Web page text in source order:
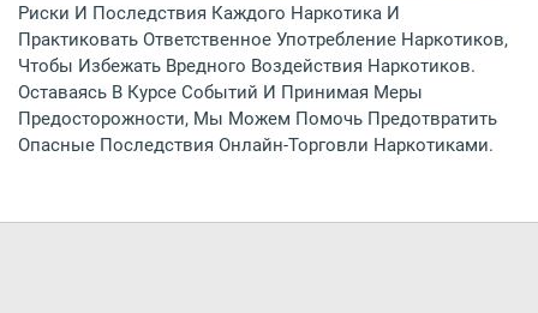
Риски И Последствия Каждого Наркотика И
Практиковать Ответственное Употребление Наркотиков,
Чтобы Избежать Вредного Воздействия Наркотиков.
Оставаясь В Курсе Событий И Принимая Меры
Предосторожности, Мы Можем Помочь Предотвратить
Опасные Последствия Онлайн-Торговли Наркотиками.